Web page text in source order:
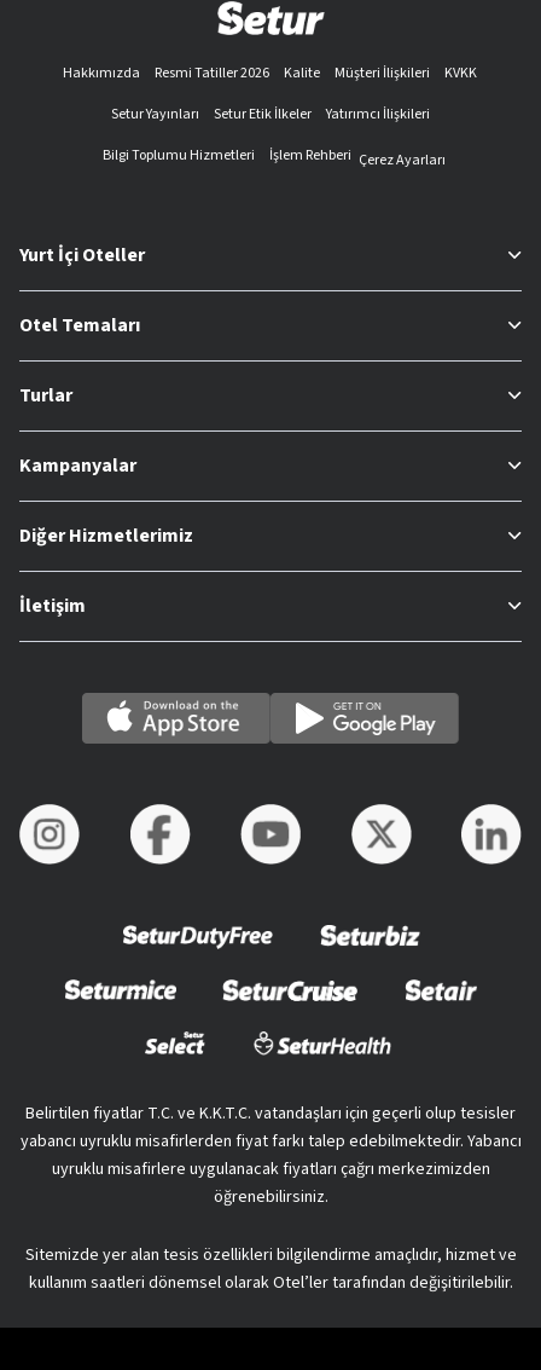
Hakkımızda Resmi Tatiller 2026 Kalite Müşteri İlişkileri
KVKK
Setur Yayınları
Setur Etik İlkeler
Yatırımcı İlişkileri
Bilgi Toplumu Hizmetleri
İşlem Rehberi Çerez Ayarları
Yurt İçi Oteller
Otel Temaları
Turlar
Kampanyalar
Diğer Hizmetlerimiz
İletişim
Belirtilen fiyatlar T.C. ve K.K.T.C. vatandaşları için geçerli olup tesisler
yabancı uyruklu misafirlerden fiyat farkı talep edebilmektedir. Yabancı
uyruklu misafirlere uygulanacak fiyatları çağrı merkezimizden
öğrenebilirsiniz.
Sitemizde yer alan tesis özellikleri bilgilendirme amaçlıdır, hizmet ve
kullanım saatleri dönemsel olarak Otel’ler tarafından değişitirilebilir.